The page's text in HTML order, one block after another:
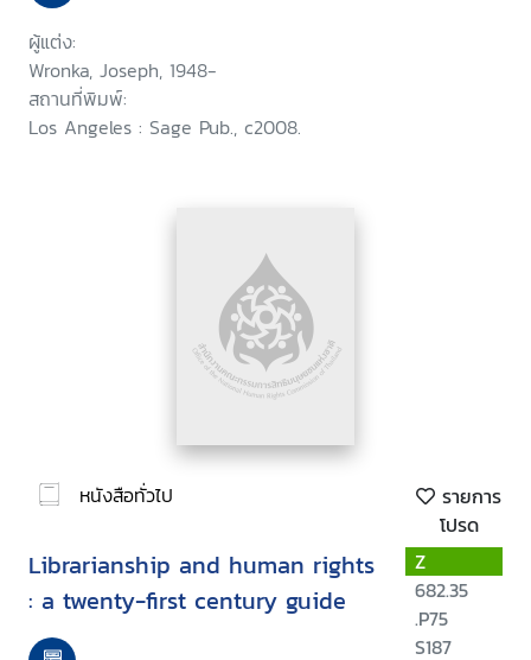
ผู้แต่ง:
Wronka, Joseph, 1948-
สถานที่พิมพ์:
Los Angeles : Sage Pub., c2008.
หนังสือทั่วไป
รายการ
โปรด
Librarianship and human rights
: a twenty-first century guide
Z
682.35
.P75
S187